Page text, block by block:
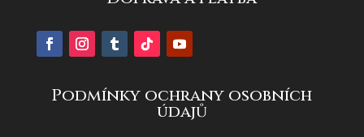
Podmínky ochrany osobních
údajů